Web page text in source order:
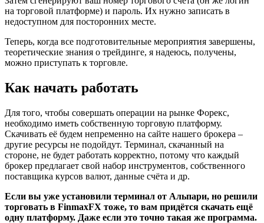
на торговой платформе) и пароль. Их нужно записать в
недоступном для посторонних месте.
Теперь, когда все подготовительные мероприятия завершены,
теоретические знания о трейдинге, я надеюсь, получены,
можно приступать к торговле.
Как начать работать
Для того, чтобы совершать операции на рынке Форекс,
необходимо иметь собственную торговую платформу.
Скачивать её будем непременно на сайте нашего брокера –
другие ресурсы не подойдут. Терминал, скачанный на
стороне, не будет работать корректно, потому что каждый
брокер предлагает свой набор инструментов, собственного
поставщика курсов валют, данные счёта и др.
Если вы уже установили терминал от Альпари, но решили
торговать в FinmaxFX тоже, то вам придётся скачать ещё
одну платформу. Даже если это точно такая же программа.